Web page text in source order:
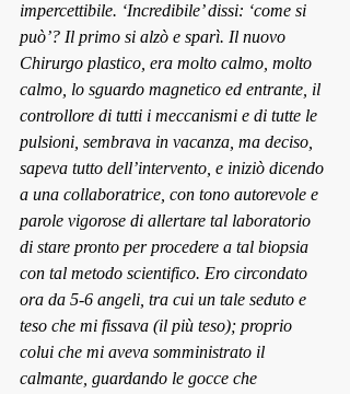
impercettibile. ‘Incredibile’ dissi: ‘come si
può’? Il primo si alzò e sparì. Il nuovo
Chirurgo plastico, era molto calmo, molto
calmo, lo sguardo magnetico ed entrante, il
controllore di tutti i meccanismi e di tutte le
pulsioni, sembrava in vacanza, ma deciso,
sapeva tutto dell’intervento, e iniziò dicendo
a una collaboratrice, con tono autorevole e
parole vigorose di allertare tal laboratorio
di stare pronto per procedere a tal biopsia
con tal metodo scientifico. Ero circondato
ora da 5-6 angeli, tra cui un tale seduto e
teso che mi fissava (il più teso); proprio
colui che mi aveva somministrato il
calmante, guardando le gocce che